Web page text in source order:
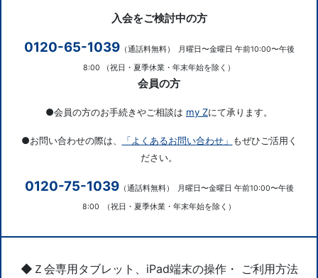
入会をご検討中の方
0120-65-1039（通話料無料）
月曜日〜金曜日 午前10:00〜午後
8:00
（祝日・夏季休業・年末年始を除く）
会員の方
●会員の方のお手続きやご相談は my Zにて承ります。
●お問い合わせの際は、 「よくあるお問い合わせ」 もぜひご活用く
ださい。
0120-75-1039（通話料無料）
月曜日〜金曜日 午前10:00〜午後
8:00
（祝日・夏季休業・年末年始を除く）
◆Ｚ会専用タブレット、iPad端末の操作・ ご利用方法